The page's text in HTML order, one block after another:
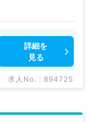
詳細を
見る
求人No. : 894725